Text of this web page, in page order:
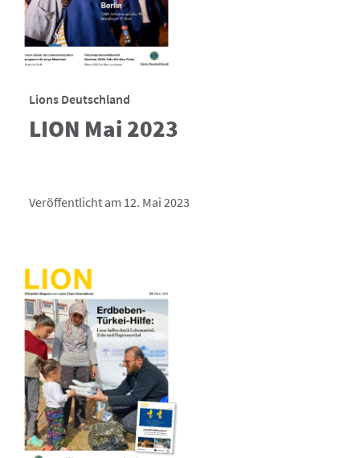
Lions Deutschland
LION Mai 2023
Veröffentlicht am 12. Mai 2023